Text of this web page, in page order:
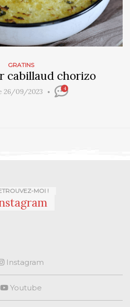
GRATINS
cabillaud chorizo
26/09/2023 4
MOI !
Instagram
Youtube